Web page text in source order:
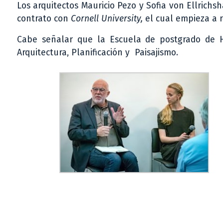
Los arquitectos Mauricio Pezo y Sofia von
contrato con Cornell University, el cual empieza a
Cabe señalar que la Escuela de postgrado de
Arquitectura, Planificación y Paisajismo.